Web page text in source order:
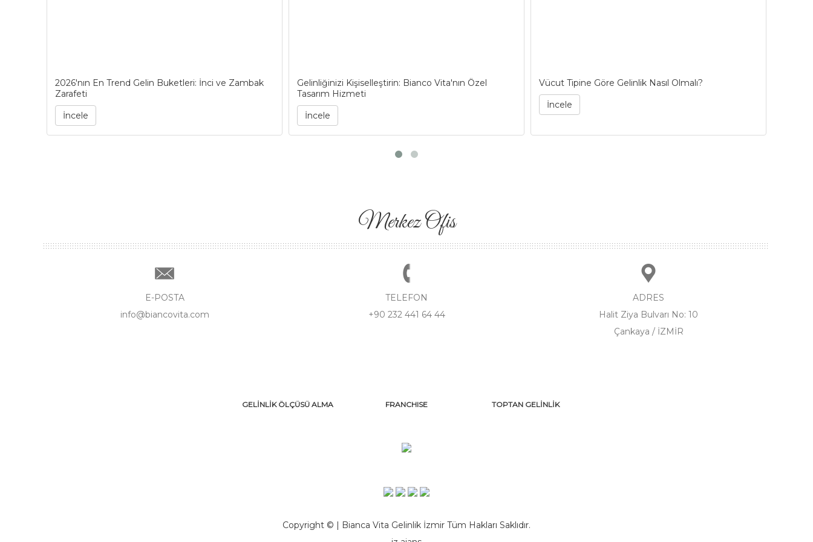
2026'nın En Trend Gelin Buketleri: İnci ve Zambak
Zarafeti
İncele
Gelinliğinizi Kişiselleştirin: Bianco Vita'nın Özel
Tasarım Hizmeti
İncele
Vücut Tipine Göre Gelinlik Nasıl Olmalı?
İncele
Merkez Ofis
E-POSTA
info@biancovita.com
TELEFON
+90 232 441 64 44
ADRES
Halit Ziya Bulvarı No: 10
Çankaya / İZMİR
GELİNLİK ÖLÇÜSÜ ALMA FRANCHISE TOPTAN GELİNLİK
Copyright © | Bianca Vita Gelinlik İzmir Tüm Hakları Saklıdır.